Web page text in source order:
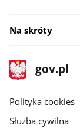
Na skróty
stopka
gov.pl
Strona
gov.pl
gov.pl
Polityka cookies
Służba cywilna